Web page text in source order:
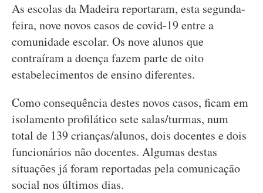
As escolas da Madeira reportaram, esta segunda-
feira, nove novos casos de covid-19 entre a
comunidade escolar. Os nove alunos que
contraíram a doença fazem parte de oito
estabelecimentos de ensino diferentes.
Como consequência destes novos casos, ficam em
isolamento profilático sete salas/turmas, num
total de 139 crianças/alunos, dois docentes e dois
funcionários não docentes. Algumas destas
situações já foram reportadas pela comunicação
social nos últimos dias.